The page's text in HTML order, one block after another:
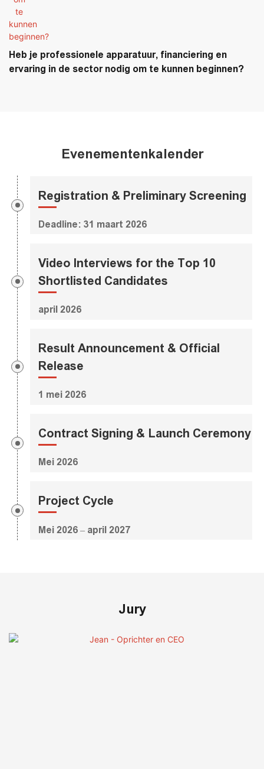
Heb je professionele apparatuur, financiering en
ervaring in de sector nodig om te kunnen beginnen?
Evenementenkalender
Registration & Preliminary Screening
Deadline: 31 maart 2026
Video Interviews for the Top 10
Shortlisted Candidates
april 2026
Result Announcement & Official
Release
1 mei 2026
Contract Signing & Launch Ceremony
Mei 2026
Project Cycle
Mei 2026 – april 2027
Jury